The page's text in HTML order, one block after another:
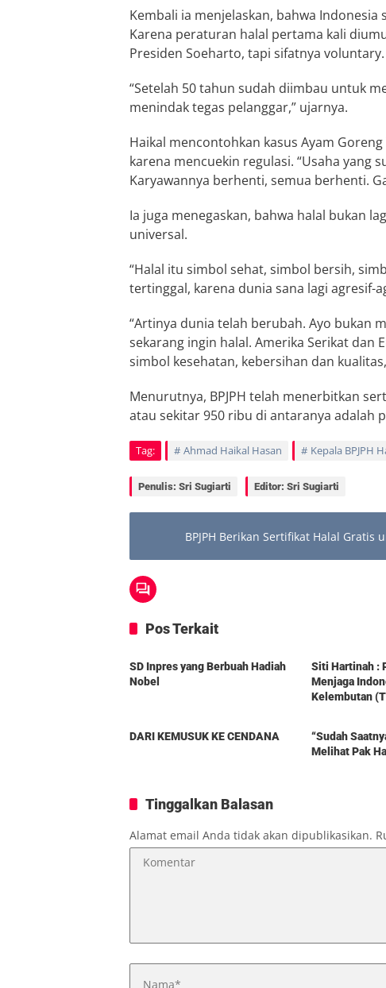
Kembali ia menjelaskan, bahwa
Karena peraturan halal pertama kali
Presiden Soeharto, tapi sifatnya voluntary.
“Setelah 50 tahun sudah diimbau untuk
menindak tegas pelanggar,” ujarnya.
Haikal mencontohkan kasus Ayam
karena mencuekin regulasi. “Usaha
Karyawannya berhenti, semua berhenti.
Ia juga menegaskan, bahwa halal bukan
universal.
“Halal itu simbol sehat, simbol bersih,
tertinggal, karena dunia sana lagi agresif-
“Artinya dunia telah berubah. Ayo bukan
sekarang ingin halal. Amerika Serikat dan
simbol kesehatan, kebersihan dan
Menurutnya, BPJPH telah menerbitkan
atau sekitar 950 ribu di antaranya adalah
Tag: Ahmad Haikal Hasan Kepala BPJPH
Penulis: Sri Sugiarti Editor: Sri Sugiarti
BPJPH Berikan Sertifikat Halal Gratis
Pos Terkait
Berita
SD Inpres yang Berbuah Hadiah
Nobel
Siti Hartinah :
Menjaga
Kelembutan
DARI KEMUSUK KE CENDANA
“Sudah
Melihat Pak
Tinggalkan Balasan
Alamat email Anda tidak akan dipublikasikan.